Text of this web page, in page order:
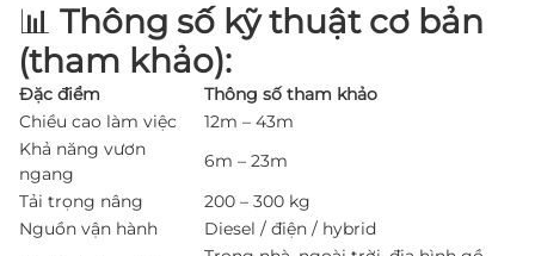
📊 Thông số kỹ thuật cơ bản
(tham khảo):
Đặc điểm
Thông số tham khảo
Chiều cao làm việc
12m – 43m
Khả năng vươn
ngang
6m – 23m
Tải trọng nâng
200 – 300 kg
Nguồn vận hành
Diesel / điện / hybrid